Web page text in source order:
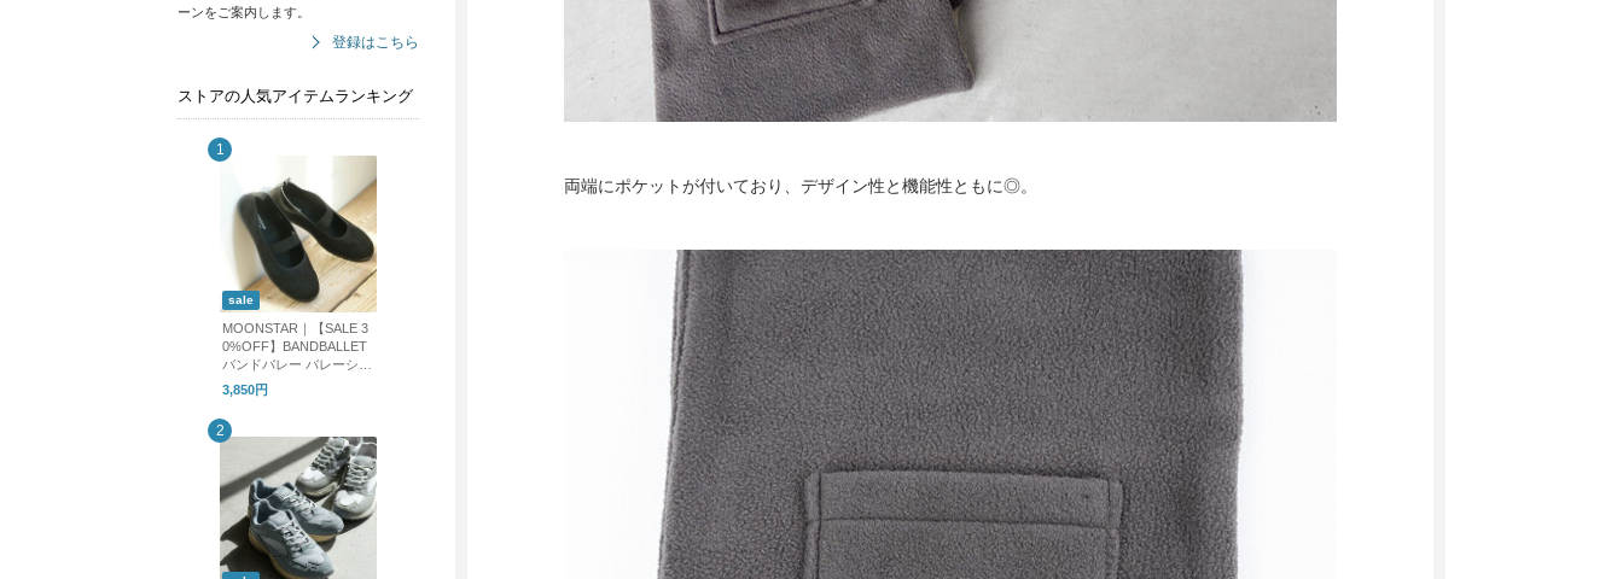
ーンをご案内します。
登録はこちら
ストアの人気アイテムランキング
sale
MOONSTAR｜【SALE 3
0%OFF】BANDBALLET
バンドバレー バレーシュ
ーズ フラットシューズ b
andballet
3,850円
両端にポケットが付いており、デザイン性と機能性ともに◎。